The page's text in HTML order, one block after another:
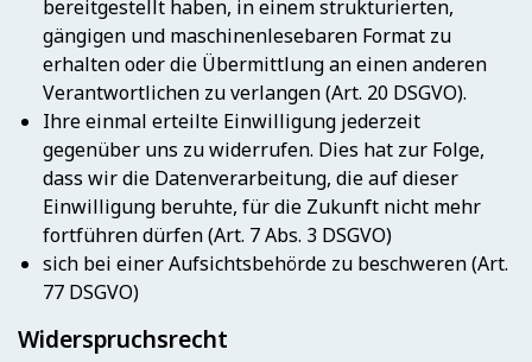
bereitgestellt haben, in einem strukturierten,
gängigen und maschinenlesebaren Format zu
erhalten oder die Übermittlung an einen anderen
Verantwortlichen zu verlangen (Art. 20 DSGVO).
Ihre einmal erteilte Einwilligung jederzeit
gegenüber uns zu widerrufen. Dies hat zur Folge,
dass wir die Datenverarbeitung, die auf dieser
Einwilligung beruhte, für die Zukunft nicht mehr
fortführen dürfen (Art. 7 Abs. 3 DSGVO)
sich bei einer Aufsichtsbehörde zu beschweren (Art.
77 DSGVO)
Widerspruchsrecht